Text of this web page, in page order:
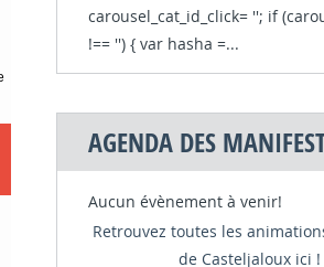
carousel_cat_id_click= ''; if
!== '') { var hasha =...
AGENDA DES
Aucun évènement à venir!
Retrouvez toutes les
de Casteljaloux ici !